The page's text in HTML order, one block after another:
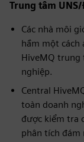
Trung tâm
Các nhà môi
hầm một cách
HiveMQ trung
nghiệp.
Central
toàn doanh
được kiểm tra
phân tích đám